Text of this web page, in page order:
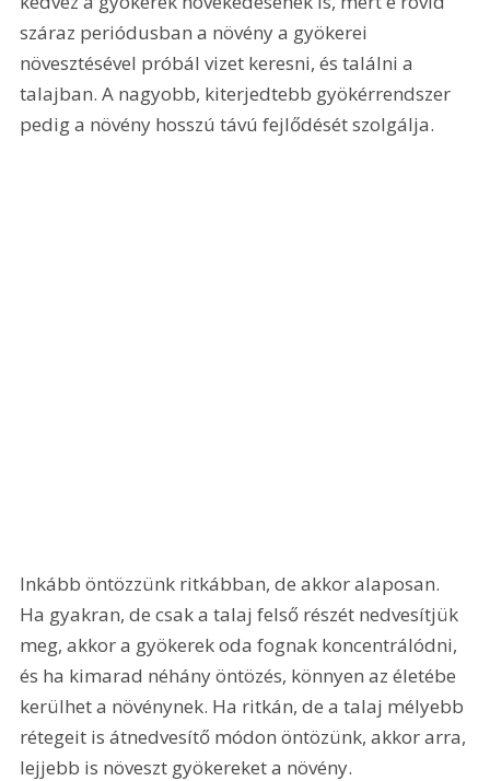
száraz periódusban a növény a gyökerei
növesztésével próbál vizet keresni, és találni a
talajban. A nagyobb, kiterjedtebb gyökérrendszer
pedig a növény hosszú távú fejlődését szolgálja.
Inkább öntözzünk ritkábban, de akkor alaposan.
Ha gyakran, de csak a talaj felső részét nedvesítjük
meg, akkor a gyökerek oda fognak koncentrálódni,
és ha kimarad néhány öntözés, könnyen az életébe
kerülhet a növénynek. Ha ritkán, de a talaj mélyebb
rétegeit is átnedvesítő módon öntözünk, akkor arra,
lejjebb is növeszt gyökereket a növény.